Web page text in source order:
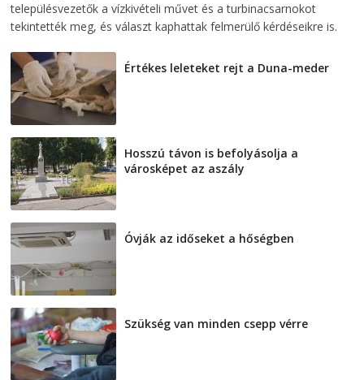
településvezetők a vízkivételi művet és a turbinacsarnokot
tekintették meg, és választ kaphattak felmerülő kérdéseikre is.
Értékes leleteket rejt a Duna-meder
Hosszú távon is befolyásolja a
városképet az aszály
Óvják az időseket a hőségben
Szükség van minden csepp vérre